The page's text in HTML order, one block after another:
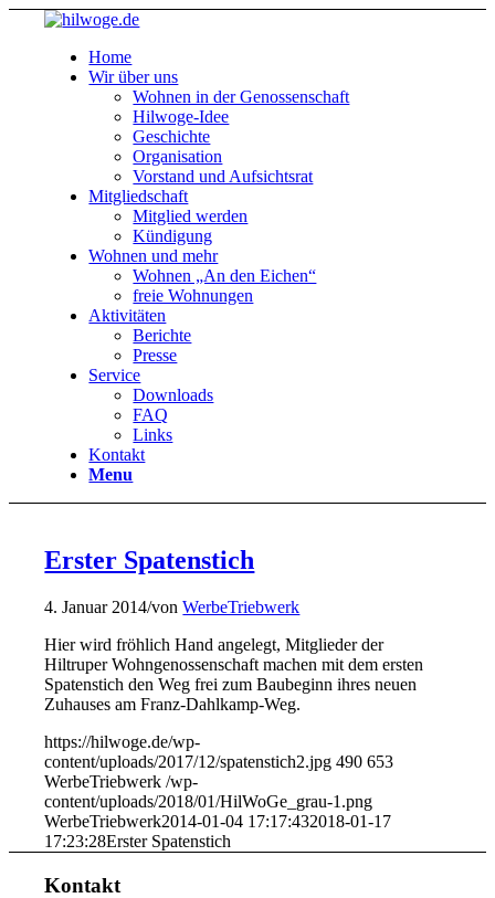
Home
Wir über uns
Wohnen in der Genossenschaft
Hilwoge-Idee
Geschichte
Organisation
Vorstand und Aufsichtsrat
Mitgliedschaft
Mitglied werden
Kündigung
Wohnen und mehr
Wohnen „An den Eichen“
freie Wohnungen
Aktivitäten
Berichte
Presse
Service
Downloads
FAQ
Links
Kontakt
Menu
Erster Spatenstich
4. Januar 2014/vonWerbeTriebwerk
Hier wird fröhlich Hand angelegt, Mitglieder der
Hiltruper Wohngenossenschaft machen mit dem ersten
Spatenstich den Weg frei zum Baubeginn ihres neuen
Zuhauses am Franz-Dahlkamp-Weg.
https://hilwoge.de/wp-
content/uploads/2017/12/spatenstich2.jpg 490 653
WerbeTriebwerk /wp-
content/uploads/2018/01/HilWoGe_grau-1.png
WerbeTriebwerk2014-01-04 17:17:432018-01-17
17:23:28Erster Spatenstich
Kontakt